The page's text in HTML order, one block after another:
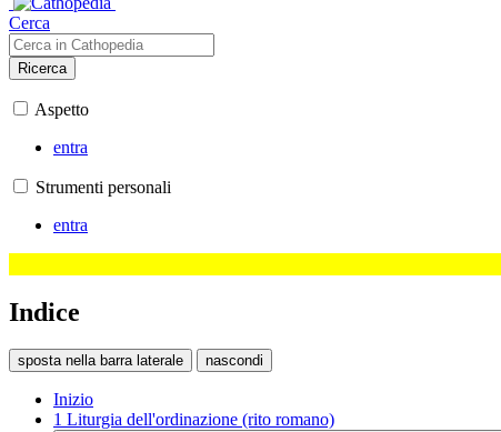
Cerca
Ricerca
Aspetto
entra
Strumenti personali
entra
Indice
sposta nella barra laterale nascondi
Inizio
1 Liturgia dell'ordinazione (rito romano)